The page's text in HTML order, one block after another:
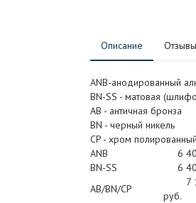
Описание Отзывы
ANB-анодированный
BN-SS - матовая
АB - античная бронза
BN - черный никель
CP - хром полированный
ANB
6
BN-SS
6
AB/BN/CP
7
руб.